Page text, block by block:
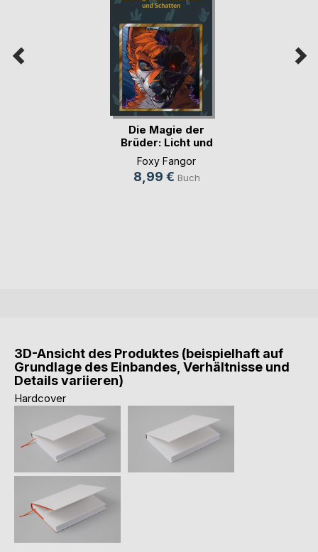
Die Magie der
Brüder: Licht und
Sc(...)
Foxy Fangor
8,99 € Buch
3D-Ansicht des Produktes (beispielhaft auf
Grundlage des Einbandes, Verhältnisse und
Details variieren)
Hardcover